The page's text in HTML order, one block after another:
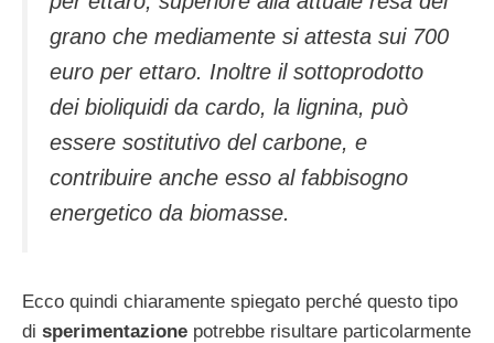
grano che mediamente si attesta sui 700
euro per ettaro. Inoltre il sottoprodotto
dei bioliquidi da cardo, la lignina, può
essere sostitutivo del carbone, e
contribuire anche esso al fabbisogno
energetico da biomasse.
Ecco quindi chiaramente spiegato perché questo tipo
di sperimentazione potrebbe risultare particolarmente